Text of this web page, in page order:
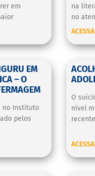
em
na
no
EM
– O
no Instituto
pelos
O
nível